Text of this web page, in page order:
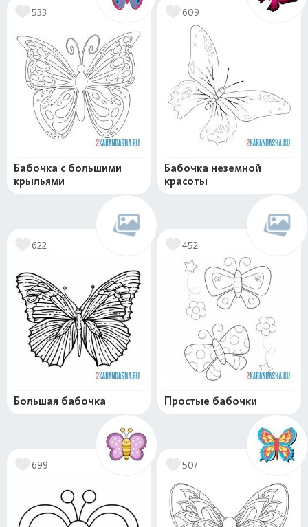
533
Бабочка с большими
крыльями
609
Бабочка неземной
красоты
622
Большая бабочка
452
Простые бабочки
699 507